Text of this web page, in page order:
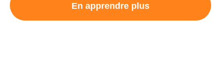
En apprendre plus